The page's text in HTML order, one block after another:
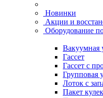
Новинки
Акции и
Оборудование
Вакуумная
Гассет
Гассет с
Групповая
Лоток с
Пакет кулек